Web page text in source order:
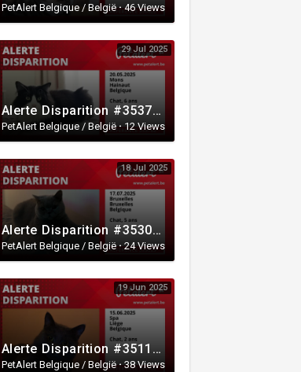
PetAlert Belgique / België·46 Views
29 Jul 2025
Alerte Disparition #353762 Mons / Hainaut / Belgique
PetAlert Belgique / België·12 Views
18 Jul 2025
Alerte Disparition #353025 Bruxelles / Bruxelles / Belgique
PetAlert Belgique / België·24 Views
19 Jun 2025
Alerte Disparition #351166 Spa / Liège / Belgique
PetAlert Belgique / België·38 Views